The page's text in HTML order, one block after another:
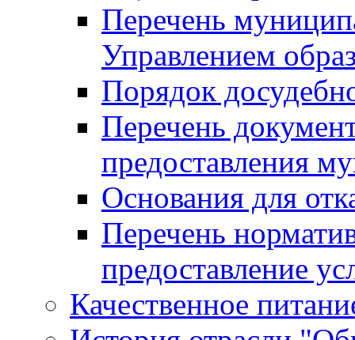
Перечень
Управлением
Порядок
Перечень
предоставления
Основания для
Перечень
предоставление
Качественное